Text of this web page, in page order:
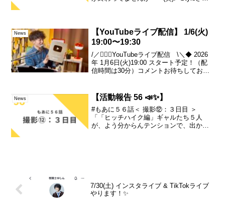
下ちゃん・か...
News
【YouTubeライブ配信】 1/6(火)
19:00〜19:30
/／🙋🏻‍♂️YouTubeライブ配信 \＼◆ 2026
年 1月6日(火)19:00 スタート予定！（配
信時間は30分）コメントお待ちしており
News 【活動報告 56 📣✨】
#もあに５６話＜ 撮影⑫：３日目 ＞
「「ヒッチハイク編」ギャルたち５人
が、よう分からんテンションで、出かけ
7/30(土) インスタライブ & TikTokライブ
やります！✨